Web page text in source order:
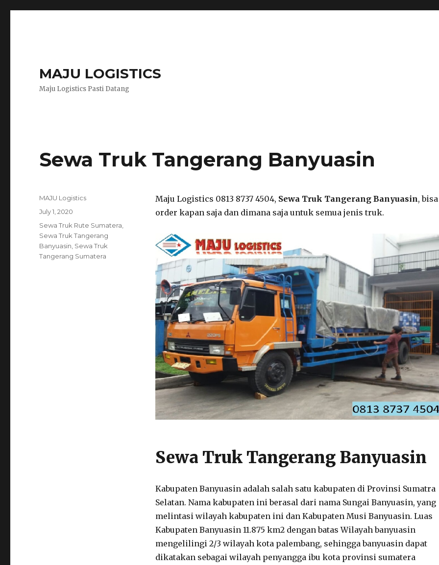
MAJU LOGISTICS
Maju Logistics Pasti Datang
Sewa Truk Tangerang Banyuasin
Maju Logistics 0813 8737 4504, Sewa Truk Tangerang Banyuasin, bisa
order kapan saja dan dimana saja untuk semua jenis truk.
Sewa Truk Tangerang Banyuasin
Kabupaten Banyuasin adalah salah satu kabupaten di Provinsi Sumatra
Selatan. Nama kabupaten ini berasal dari nama Sungai Banyuasin, yang
melintasi wilayah kabupaten ini dan Kabupaten Musi Banyuasin. Luas
Kabupaten Banyuasin 11.875 km2 dengan batas Wilayah banyuasin
mengelilingi 2/3 wilayah kota palembang, sehingga banyuasin dapat
dikatakan sebagai wilayah penyangga ibu kota provinsi sumatera
Author
MAJU Logistics
Posted
on
July 1, 2020
Tags
Sewa Truk Rute Sumatera
Sewa Truk Tangerang
Banyuasin Sewa Truk
Tangerang Sumatera